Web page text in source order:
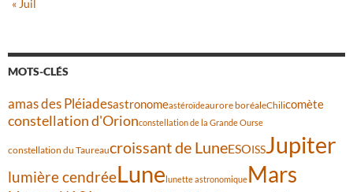
« Juil
MOTS-CLÉS
amas des Pléiadesastronomeastéroïdeaurore boréaleChilicomète
constellation d'Orionconstellation de la Grande Ourse
constellation du Taureaucroissant de LuneESOISSJupiter
lumière cendréeLunelunette astronomiqueMars